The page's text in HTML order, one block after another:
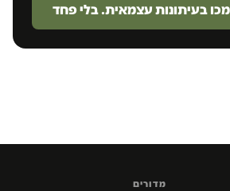
בעיתונות עצמאית. בלי פחד
מדורים